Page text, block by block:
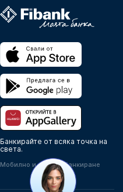
Банкирайте от всяка точка на
света.
Мобилно и онлайн банкиране